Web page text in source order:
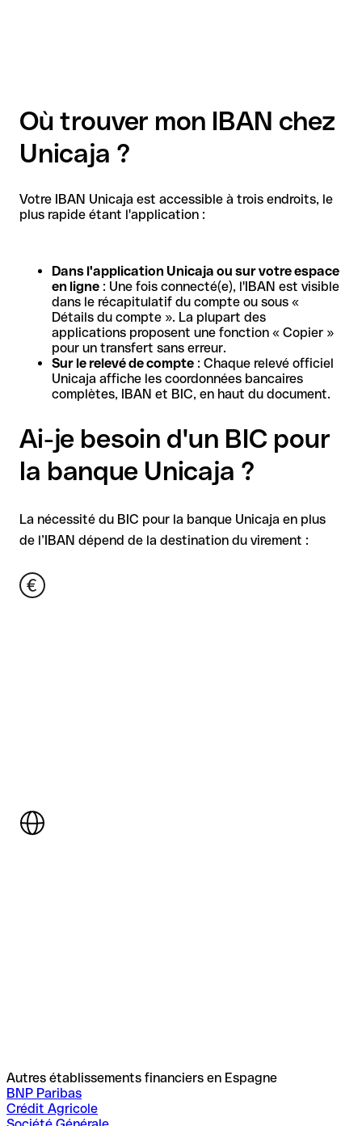
Où trouver mon IBAN chez
Unicaja ?
Votre IBAN Unicaja est accessible à trois endroits, le
plus rapide étant l'application :
Dans l'application Unicaja ou sur votre espace
en ligne : Une fois connecté(e), l'IBAN est visible
dans le récapitulatif du compte ou sous «
Détails du compte ». La plupart des
applications proposent une fonction « Copier »
pour un transfert sans erreur.
Sur le relevé de compte : Chaque relevé officiel
Unicaja affiche les coordonnées bancaires
complètes, IBAN et BIC, en haut du document.
Ai-je besoin d'un BIC pour
la banque Unicaja ?
La nécessité du BIC pour la banque Unicaja en plus
de l’IBAN dépend de la destination du virement :
Autres établissements financiers en Espagne
BNP Paribas
Crédit Agricole